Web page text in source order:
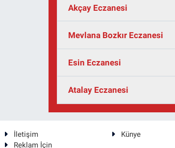
Akçay Eczanesi
Mevlana Bozkır Eczanesi
Esin Eczanesi
Atalay Eczanesi
İletişim
Künye
Reklam İçin